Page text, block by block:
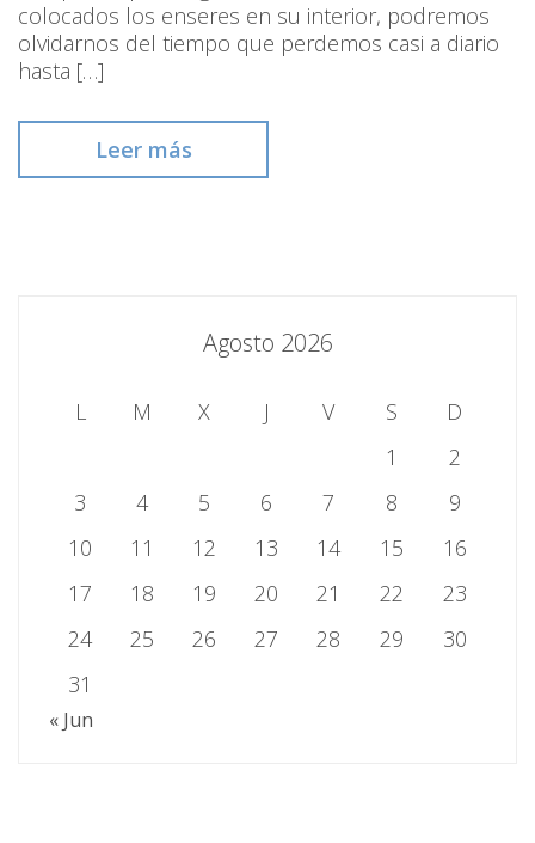
colocados los enseres en su interior, podremos
olvidarnos del tiempo que perdemos casi a diario
hasta […]
Leer más
Agosto 2026
L M X J V S
D
1
2
3
4 5 6 7 8
9
10
11 12 13 14 15
16
17
18 19 20 21 22
23
24
25 26 27 28 29
30
31
« Jun